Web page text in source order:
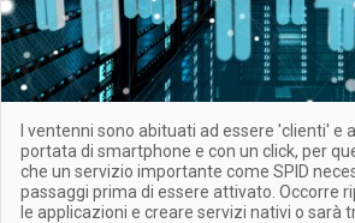
I ventenni sono abituati ad essere 'clienti' e
portata di smartphone e con un click, per
che un servizio importante come SPID
passaggi prima di essere attivato. Occorre
le applicazioni e creare servizi nativi o sarà